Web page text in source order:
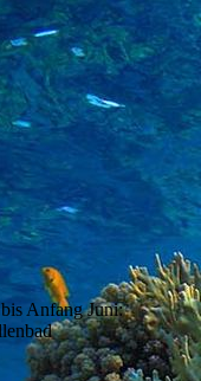
Anfang Juni: